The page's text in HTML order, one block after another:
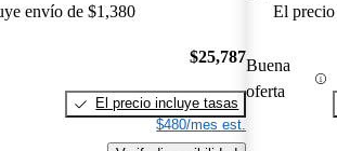
envío de $1,380
$25,787
El precio incluye tasas
$480/mes est.
El
Buena
oferta